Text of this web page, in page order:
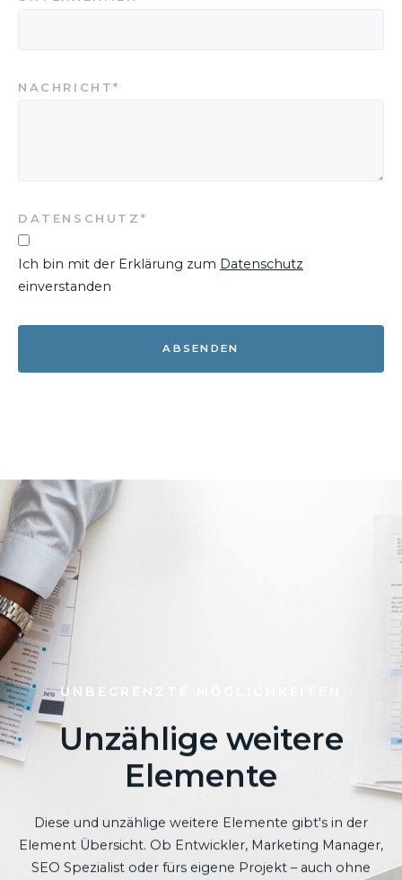
PFLICHTFELD
NACHRICHT*
PFLICHTFELD
DATENSCHUTZ *
Ich bin mit der Erklärung zum Datenschutz
einverstanden
ABSENDEN
UNBEGRENZTE MÖGLICHKEITEN
Unzählige weitere
Elemente
Diese und unzählige weitere Elemente gibt's in der
Element Übersicht. Ob Entwickler, Marketing Manager,
SEO Spezialist oder fürs eigene Projekt – auch ohne